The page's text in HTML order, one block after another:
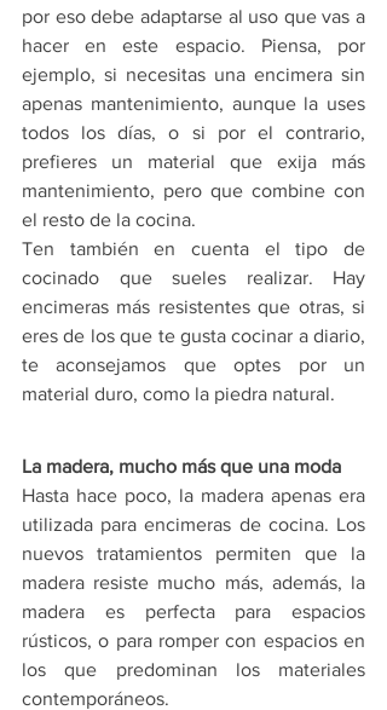
por eso debe adaptarse al uso que vas a
hacer en este espacio. Piensa, por
ejemplo, si necesitas una encimera sin
apenas mantenimiento, aunque la uses
todos los días, o si por el contrario,
prefieres un material que exija más
mantenimiento, pero que combine con
el resto de la cocina.
Ten también en cuenta el tipo de
cocinado que sueles realizar. Hay
encimeras más resistentes que otras, si
eres de los que te gusta cocinar a diario,
te aconsejamos que optes por un
material duro, como la piedra natural.
La madera, mucho más que una moda
Hasta hace poco, la madera apenas era
utilizada para encimeras de cocina. Los
nuevos tratamientos permiten que la
madera resiste mucho más, además, la
madera es perfecta para espacios
rústicos, o para romper con espacios en
los que predominan los materiales
contemporáneos.